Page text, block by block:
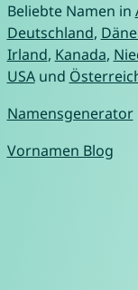
Beliebte Namen in
Deutschland,
Irland, Kanada,
USAund
Namensgenerator
Vornamen Blog